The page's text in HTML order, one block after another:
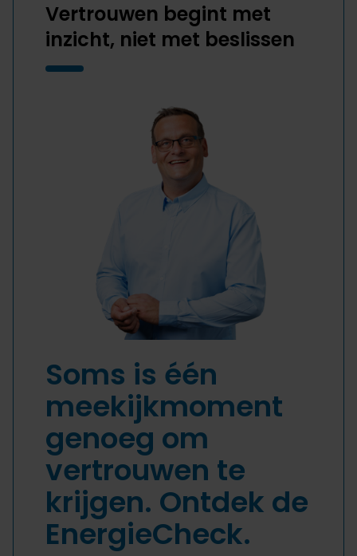
Vertrouwen begint met
inzicht, niet met beslissen
Soms is één
meekijkmoment
genoeg om
vertrouwen te
krijgen. Ontdek de
EnergieCheck.